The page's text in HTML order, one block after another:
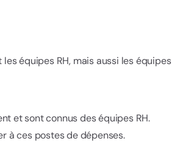
équipes RH, mais aussi les équipes
et sont connus des équipes RH.
à ces postes de dépenses.